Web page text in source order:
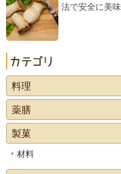
法で安全に美味
料理
薬膳
製菓
材料